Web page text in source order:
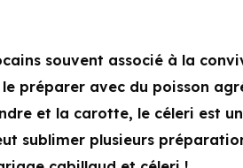
souvent associé à la
préparer avec du poisson
et la carotte, le céleri est
sublimer plusieurs